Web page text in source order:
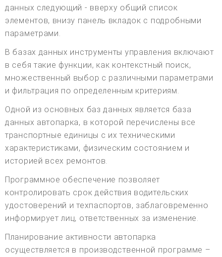
данных следующий - вверху общий список
элементов, внизу панель вкладок с подробными
параметрами.
В базах данных инструменты управления включают
в себя такие функции, как контекстный поиск,
множественный выбор с различными параметрами
и фильтрация по определенным критериям.
Одной из основных баз данных является база
данных автопарка, в которой перечислены все
транспортные единицы с их техническими
характеристиками, физическим состоянием и
историей всех ремонтов.
Программное обеспечение позволяет
контролировать срок действия водительских
удостоверений и техпаспортов, заблаговременно
информирует лиц, ответственных за изменение.
Планирование активности автопарка
осуществляется в производственной программе –